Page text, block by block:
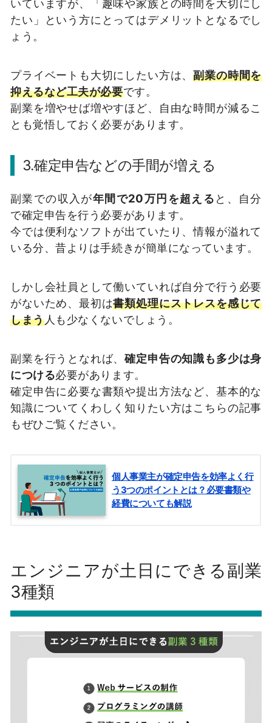
いていますが、「趣味や家族との時間を大切にし
たい」という方にとってはデメリットとなるでし
ょう。
プライベートも大切にしたい方は、副業の時間を
抑えるなど工夫が必要です。
副業を増やせば増やすほど、自由な時間が減るこ
とも覚悟しておく必要があります。
3.確定申告などの手間が増える
副業での収入が年間で20万円を超える と、自分
で確定申告を行う必要があります。
今では便利なソフトが出ていたり、情報が溢れて
いる分、昔よりは手続きが簡単になっています。
しかし会社員として働いていれば自分で行う必要
がないため、最初は書類処理にストレスを感じて
しまう人も少なくないでしょう。
副業を行うとなれば、確定申告の知識も多少は身
につける必要があります。
確定申告に必要な書類や提出方法など、基本的な
知識についてくわしく知りたい方はこちらの記事
もぜひご覧ください。
個人事業主が確定申告を効率よく行
う3つのポイントとは？必要書類や
経費についても解説
エンジニアが土日にできる副業
3種類